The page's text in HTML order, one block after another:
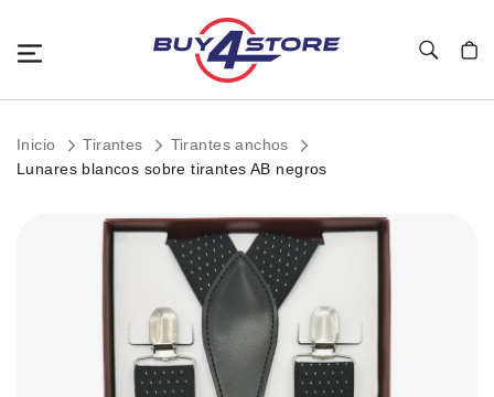
Inicio Tirantes
Tirantes anchos
Lunares blancos sobre tirantes AB negros